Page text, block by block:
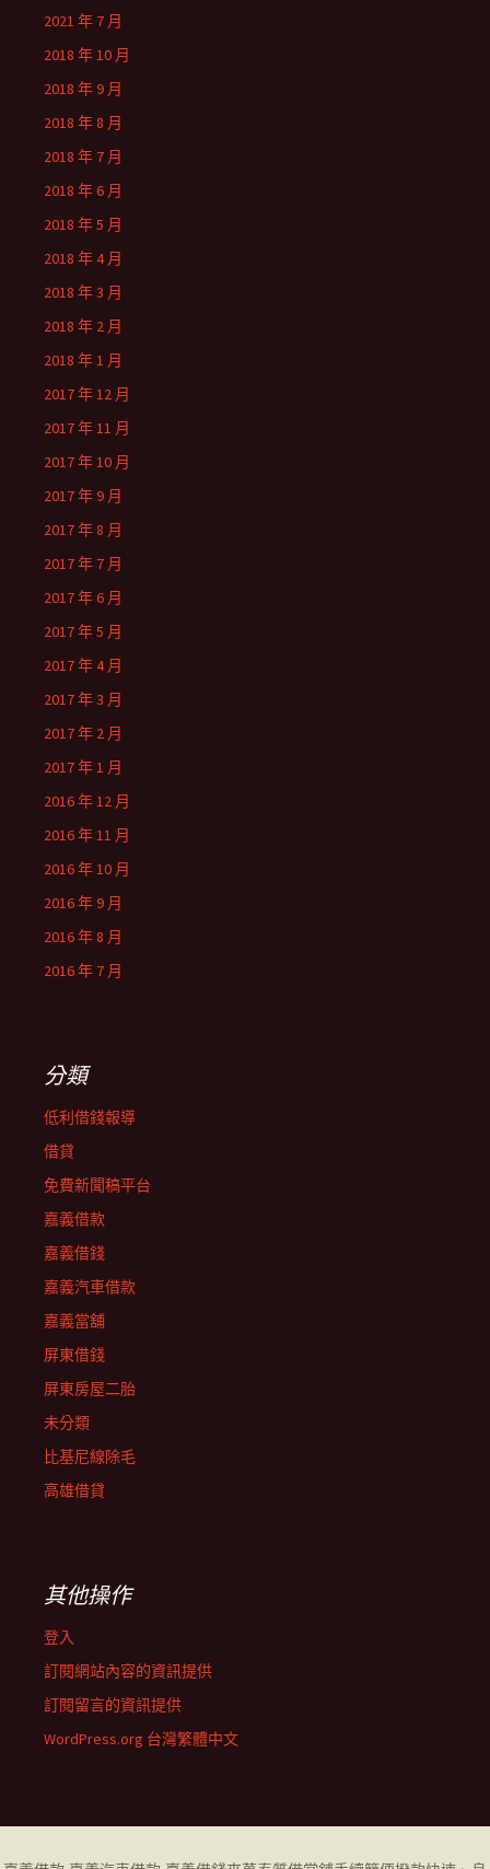
2021 年 7 月
2018 年 10 月
2018 年 9 月
2018 年 8 月
2018 年 7 月
2018 年 6 月
2018 年 5 月
2018 年 4 月
2018 年 3 月
2018 年 2 月
2018 年 1 月
2017 年 12 月
2017 年 11 月
2017 年 10 月
2017 年 9 月
2017 年 8 月
2017 年 7 月
2017 年 6 月
2017 年 5 月
2017 年 4 月
2017 年 3 月
2017 年 2 月
2017 年 1 月
2016 年 12 月
2016 年 11 月
2016 年 10 月
2016 年 9 月
2016 年 8 月
2016 年 7 月
分類
低利借錢報導
借貸
免費新聞稿平台
嘉義借款
嘉義借錢
嘉義汽車借款
嘉義當舖
屏東借錢
屏東房屋二胎
未分類
比基尼線除毛
高雄借貸
其他操作
登入
訂閱網站內容的資訊提供
訂閱留言的資訊提供
WordPress.org 台灣繁體中文